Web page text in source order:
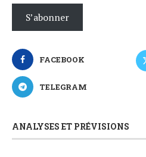
S’abonner
FACEBOOK
TELEGRAM
ANALYSES ET PRÉVISIONS